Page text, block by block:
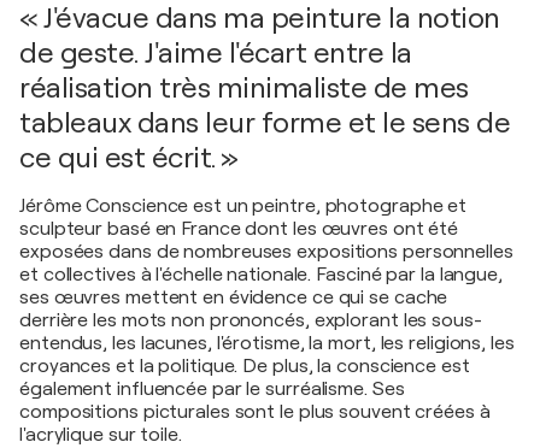
« J'évacue dans ma peinture la notion
de geste. J'aime l'écart entre la
réalisation très minimaliste de mes
tableaux dans leur forme et le sens de
ce qui est écrit. »
Jérôme Conscience est un peintre, photographe et
sculpteur basé en France dont les œuvres ont été
exposées dans de nombreuses expositions personnelles
et collectives à l'échelle nationale. Fasciné par la langue,
ses œuvres mettent en évidence ce qui se cache
derrière les mots non prononcés, explorant les sous-
entendus, les lacunes, l'érotisme, la mort, les religions, les
croyances et la politique. De plus, la conscience est
également influencée par le surréalisme. Ses
compositions picturales sont le plus souvent créées à
l'acrylique sur toile.